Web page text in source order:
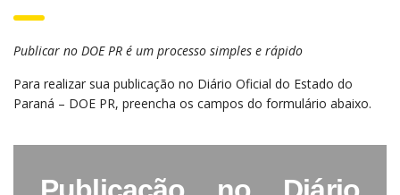
Publicar no DOE PR é um processo simples e rápido
Para realizar sua publicação no Diário Oficial do Estado do
Paraná – DOE PR, preencha os campos do formulário abaixo.